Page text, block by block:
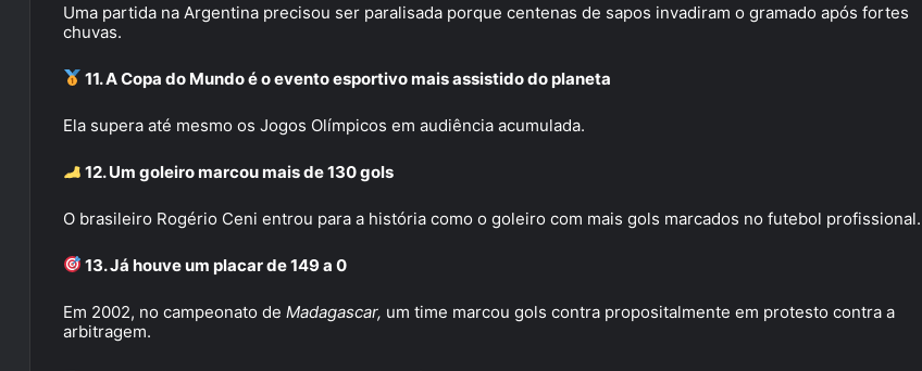
Uma partida na Argentina precisou ser paralisada porque centenas de sapos invadiram o gramado após fortes
chuvas.
11. A Copa do Mundo é o evento esportivo mais assistido do planeta
Ela supera até mesmo os Jogos Olímpicos em audiência acumulada.
12. Um goleiro marcou mais de 130 gols
O brasileiro Rogério Ceni entrou para a história como o goleiro com mais gols marcados no futebol profissional.
13. Já houve um placar de 149 a 0
Em 2002, no campeonato de Madagascar, um time marcou gols contra propositalmente em protesto contra a
arbitragem.